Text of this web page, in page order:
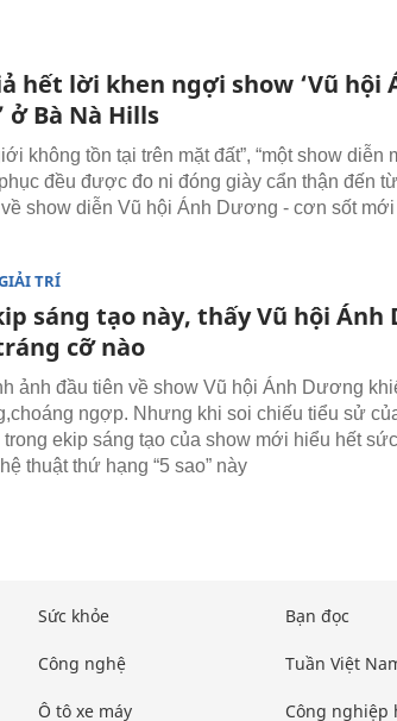
hết lời khen ngợi show ‘Vũ hội
ở Bà Nà Hills
không tồn tại trên mặt đất”, “một show diễn
đều được đo ni đóng giày cẩn thận đến
show diễn Vũ hội Ánh Dương - cơn sốt
TRÍ
sáng tạo này, thấy Vũ hội Ánh
cỡ nào
ảnh đầu tiên về show Vũ hội Ánh Dương
ngợp. Nhưng khi soi chiếu tiểu sử
ekip sáng tạo của show mới hiểu hết
thuật thứ hạng “5 sao” này
Sức khỏe
Công nghệ
Ô tô xe máy
Bạn đọc
Tuần Việt
Công nghiệp